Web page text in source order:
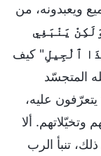
ويعبدونه، من
يَنْبَغِي
ٱلْجِيلِ" كيف
المتجسّد
عليه،
ألا
تنبأ الرب